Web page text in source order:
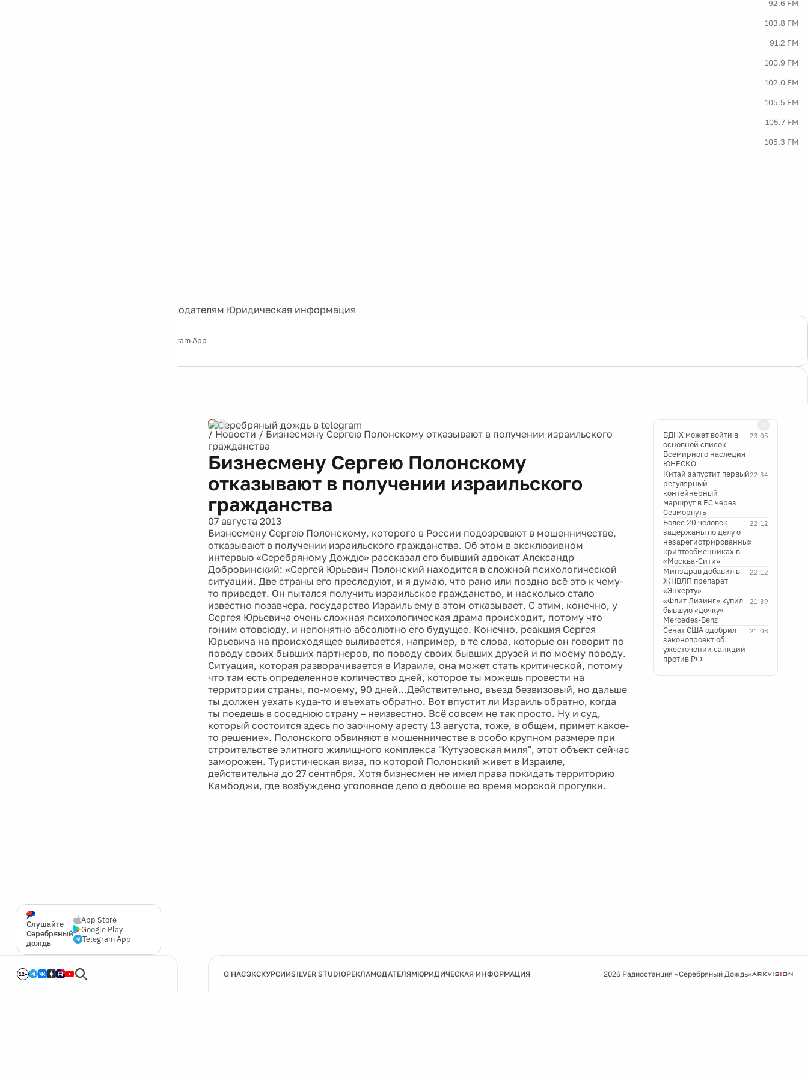
92.6 FM
103.8 FM
91.2 FM
100.9 FM
102.0 FM
105.5 FM
105.7 FM
105.3 FM
Рекламодателям Юридическая информация
Telegram App
Слушайте
Серебряный
дождь
App Store
Google Play
Telegram App
12+
/ Новости / Бизнесмену Сергею Полонскому отказывают в получении израильского
гражданства
Бизнесмену Сергею Полонскому
отказывают в получении израильского
гражданства
07 августа 2013
Бизнесмену Сергею Полонскому, которого в России подозревают в мошенничестве,
отказывают в получении израильского гражданства. Об этом в эксклюзивном
интервью «Серебряному Дождю» рассказал его бывший адвокат Александр
Добровинский: «Сергей Юрьевич Полонский находится в сложной психологической
ситуации. Две страны его преследуют, и я думаю, что рано или поздно всё это к чему-
то приведет. Он пытался получить израильское гражданство, и насколько стало
известно позавчера, государство Израиль ему в этом отказывает. С этим, конечно, у
Сергея Юрьевича очень сложная психологическая драма происходит, потому что
гоним отовсюду, и непонятно абсолютно его будущее. Конечно, реакция Сергея
Юрьевича на происходящее выливается, например, в те слова, которые он говорит по
поводу своих бывших партнеров, по поводу своих бывших друзей и по моему поводу.
Ситуация, которая разворачивается в Израиле, она может стать критической, потому
что там есть определенное количество дней, которое ты можешь провести на
территории страны, по-моему, 90 дней…Действительно, въезд безвизовый, но дальше
ты должен уехать куда-то и въехать обратно. Вот впустит ли Израиль обратно, когда
ты поедешь в соседнюю страну – неизвестно. Всё совсем не так просто. Ну и суд,
который состоится здесь по заочному аресту 13 августа, тоже, в общем, примет какое-
то решение». Полонского обвиняют в мошенничестве в особо крупном размере при
строительстве элитного жилищного комплекса "Кутузовская миля", этот объект сейчас
заморожен. Туристическая виза, по которой Полонский живет в Израиле,
действительна до 27 сентября. Хотя бизнесмен не имел права покидать территорию
Камбоджи, где возбуждено уголовное дело о дебоше во время морской прогулки.
23:05
ВДНХ может войти в
основной список
Всемирного наследия
ЮНЕСКО
22:34
Китай запустит первый
регулярный
контейнерный
маршрут в ЕС через
Севморпуть
22:12
Более 20 человек
задержаны по делу о
незарегистрированных
криптообменниках в
«Москва-Сити»
22:12
Минздрав добавил в
ЖНВЛП препарат
«Энхерту»
21:39
«Флит Лизинг» купил
бывшую «дочку»
Mercedes-Benz
21:08
Сенат США одобрил
законопроект об
ужесточении санкций
против РФ
О НАСЭКСКУРСИИSILVER STUDIOРЕКЛАМОДАТЕЛЯМЮРИДИЧЕСКАЯ ИНФОРМАЦИЯ 2026 Радиостанция «Серебряный Дождь»